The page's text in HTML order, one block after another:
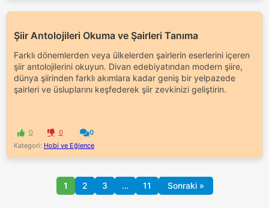
Şiir Antolojileri Okuma ve Şairleri Tanıma
Farklı dönemlerden veya ülkelerden şairlerin eserlerini içeren
şiir antolojilerini okuyun. Divan edebiyatından modern şiire,
dünya şiirinden farklı akımlara kadar geniş bir yelpazede
şairleri ve üsluplarını keşfederek şiir zevkinizi geliştirin.
0 0
0
Kategori: Hobi ve Eğlence
1 2 3 … 11 Sonraki »